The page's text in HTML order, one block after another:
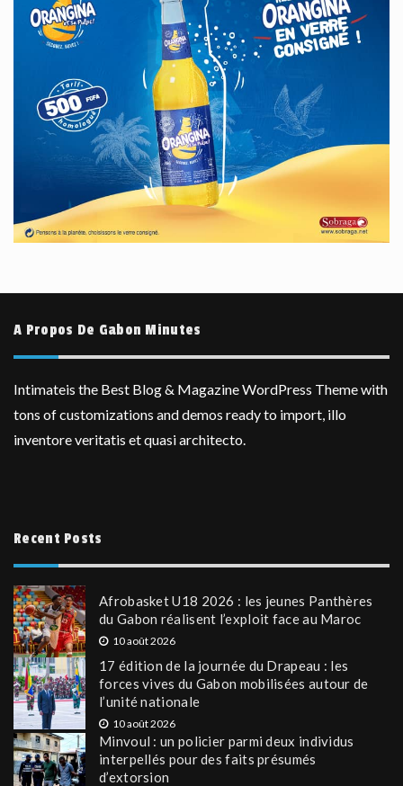
A Propos De Gabon Minutes
Intimateis the Best Blog & Magazine WordPress Theme with
tons of customizations and demos ready to import, illo
inventore veritatis et quasi architecto.
Recent Posts
Afrobasket U18 2026 : les jeunes Panthères
du Gabon réalisent l’exploit face au Maroc
10 août 2026
17 édition de la journée du Drapeau : les
forces vives du Gabon mobilisées autour de
l’unité nationale
10 août 2026
Minvoul : un policier parmi deux individus
interpellés pour des faits présumés
d’extorsion